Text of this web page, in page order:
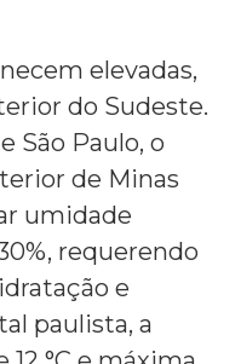
elevadas,
do Sudeste.
São Paulo, o
de Minas
umidade
requerendo
e
paulista, a